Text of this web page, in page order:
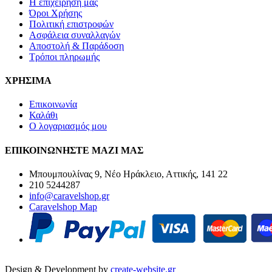
Η επιχείρηση μας
Όροι Χρήσης
Πολιτική επιστροφών
Ασφάλεια συναλλαγών
Αποστολή & Παράδοση
Τρόποι πληρωμής
ΧΡΗΣΙΜΑ
Επικοινωνία
Καλάθι
Ο λογαριασμός μου
ΕΠΙΚΟΙΝΩΝΗΣΤΕ ΜΑΖΙ ΜΑΣ
Μπουμπουλίνας 9, Νέο Ηράκλειο, Αττικής, 141 22
210 5244287
info@caravelshop.gr
Caravelshop Map
Design & Development by create-website.gr